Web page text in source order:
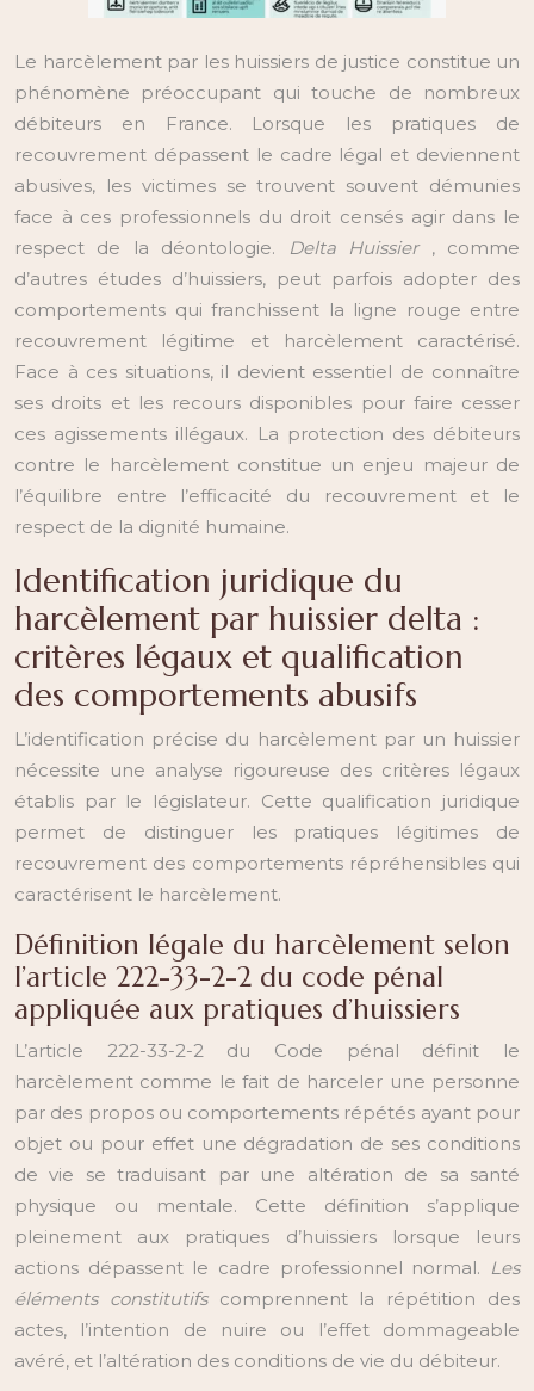
Le harcèlement par les huissiers de justice constitue un
phénomène préoccupant qui touche de nombreux
débiteurs en France. Lorsque les pratiques de
recouvrement dépassent le cadre légal et deviennent
abusives, les victimes se trouvent souvent démunies
face à ces professionnels du droit censés agir dans le
respect de la déontologie.
Delta Huissier , comme
d’autres études d’huissiers, peut parfois adopter des
comportements qui franchissent la ligne rouge entre
recouvrement légitime et harcèlement caractérisé.
Face à ces situations, il devient essentiel de connaître
ses droits et les recours disponibles pour faire cesser
ces agissements illégaux. La protection des débiteurs
contre le harcèlement constitue un enjeu majeur de
l’équilibre entre l’efficacité du recouvrement et le
respect de la dignité humaine.
Identification juridique du
harcèlement par huissier delta :
critères légaux et qualification
des comportements abusifs
L’identification précise du harcèlement par un huissier
nécessite une analyse rigoureuse des critères légaux
établis par le législateur. Cette qualification juridique
permet de distinguer les pratiques légitimes de
recouvrement des comportements répréhensibles qui
caractérisent le harcèlement.
Définition légale du harcèlement selon
l’article 222-33-2-2 du code pénal
appliquée aux pratiques d’huissiers
L’article 222-33-2-2 du Code pénal définit le
harcèlement comme le fait de harceler une personne
par des propos ou comportements répétés ayant pour
objet ou pour effet une dégradation de ses conditions
de vie se traduisant par une altération de sa santé
physique ou mentale. Cette définition s’applique
pleinement aux pratiques d’huissiers lorsque leurs
actions dépassent le cadre professionnel normal. Les
éléments constitutifs comprennent la répétition des
actes, l’intention de nuire ou l’effet dommageable
avéré, et l’altération des conditions de vie du débiteur.